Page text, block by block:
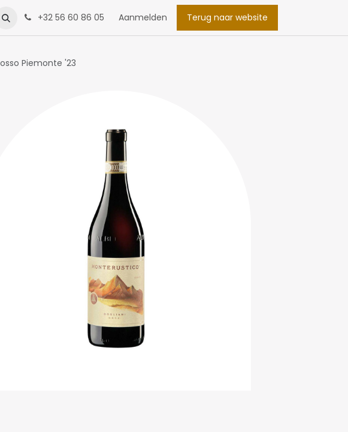
+32 56 60 86 05 Aanmelden Terug naar website
Piemonte '23